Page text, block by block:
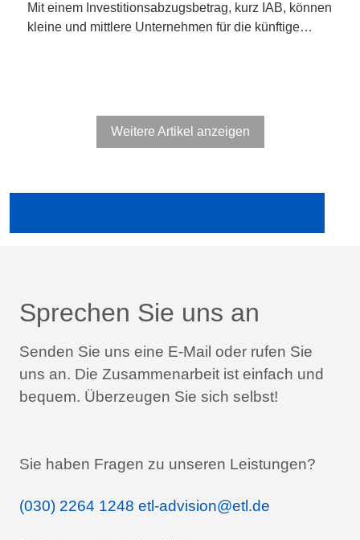
Mit einem Investitionsabzugsbetrag, kurz IAB, können
kleine und mittlere Unternehmen für die künftige…
Weitere Artikel anzeigen
Sprechen Sie uns an
Senden Sie uns eine E-Mail oder rufen Sie
uns an. Die Zusammenarbeit ist einfach und
bequem. Überzeugen Sie sich selbst!
Sie haben Fragen zu unseren Leistungen?
(030) 2264 1248 etl-advision@etl.de